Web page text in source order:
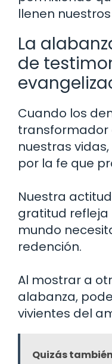
llenen
La
de
Cuando los
transformador
nuestras
por la fe que
Nuestra
gratitud refleja
mundo
redención.
Al mostrar a
alabanza,
vivientes del
Quizás